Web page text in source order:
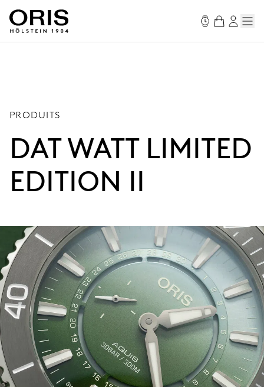
PRODUITS
DAT WATT LIMITED
EDITION II